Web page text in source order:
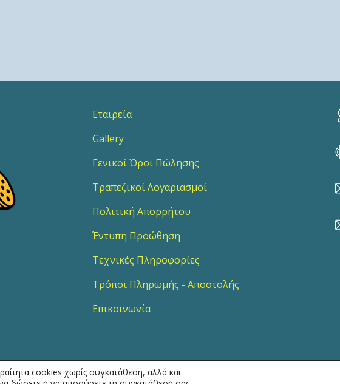
Εταιρεία
Gallery
Γενικοί Όροι Πώλησης
Τραπεζικοί Λογαριασμοί
Πολιτική Απορρήτου
Έντυπη Προώθηση
Τεχνικές Πληροφορίες
Τρόποι Πληρωμής - Αποστολής
Επικοινωνία
cookies χωρίς συγκατάθεση, αλλά και